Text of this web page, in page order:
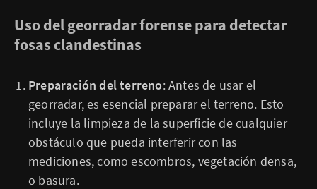
Uso del georradar forense para detectar
fosas clandestinas
Preparación del terreno: Antes de usar el
georradar, es esencial preparar el terreno. Esto
incluye la limpieza de la superficie de cualquier
obstáculo que pueda interferir con las
mediciones, como escombros, vegetación densa,
o basura.